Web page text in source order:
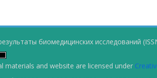
биомедицинских исследований
materials and website are licensed under